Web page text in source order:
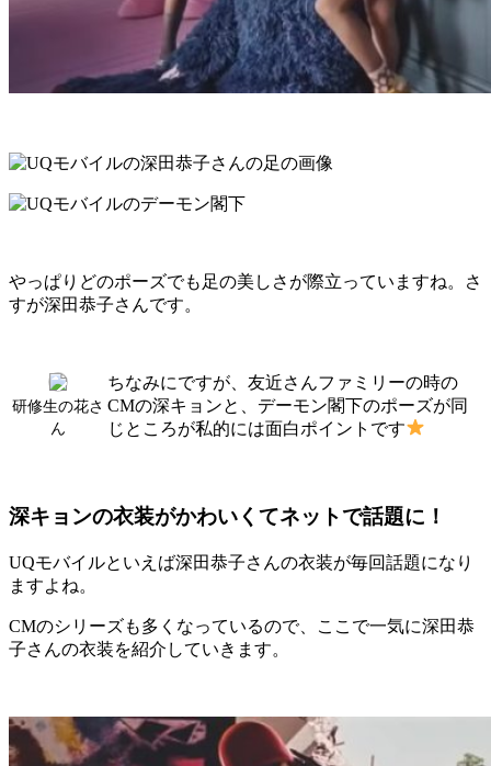
やっぱりどのポーズでも足の美しさが際立っていますね。さ
すが深田恭子さんです。
研修生の花さ
ん
ちなみにですが、友近さんファミリーの時の
CMの深キョンと、デーモン閣下のポーズが同
じところが私的には面白ポイントです
深キョンの衣装がかわいくてネットで話題に！
UQモバイルといえば深田恭子さんの衣装が毎回話題になり
ますよね。
CMのシリーズも多くなっているので、ここで一気に深田恭
子さんの衣装を紹介していきます。